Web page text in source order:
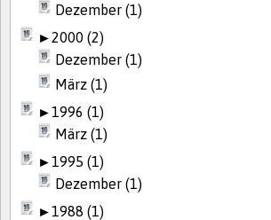
Dezember (1)
►2000 (2)
Dezember (1)
März (1)
►1996 (1)
März (1)
►1995 (1)
Dezember (1)
►1988 (1)